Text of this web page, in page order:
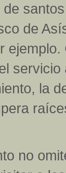
de
la
no